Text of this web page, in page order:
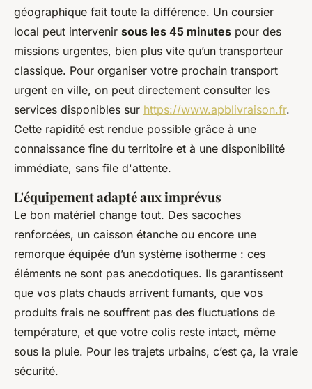
géographique fait toute la différence. Un coursier
local peut intervenir sous les 45 minutes pour des
missions urgentes, bien plus vite qu’un transporteur
classique. Pour organiser votre prochain transport
urgent en ville, on peut directement consulter les
services disponibles sur https://www.apblivraison.fr.
Cette rapidité est rendue possible grâce à une
connaissance fine du territoire et à une disponibilité
immédiate, sans file d'attente.
L'équipement adapté aux imprévus
Le bon matériel change tout. Des sacoches
renforcées, un caisson étanche ou encore une
remorque équipée d’un système isotherme : ces
éléments ne sont pas anecdotiques. Ils garantissent
que vos plats chauds arrivent fumants, que vos
produits frais ne souffrent pas des fluctuations de
température, et que votre colis reste intact, même
sous la pluie. Pour les trajets urbains, c’est ça, la vraie
sécurité.